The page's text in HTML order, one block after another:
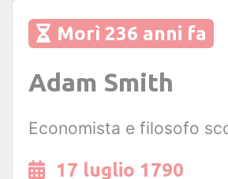
Morì 236 anni fa
Adam Smith
Economista e filosofo
17 luglio 1790